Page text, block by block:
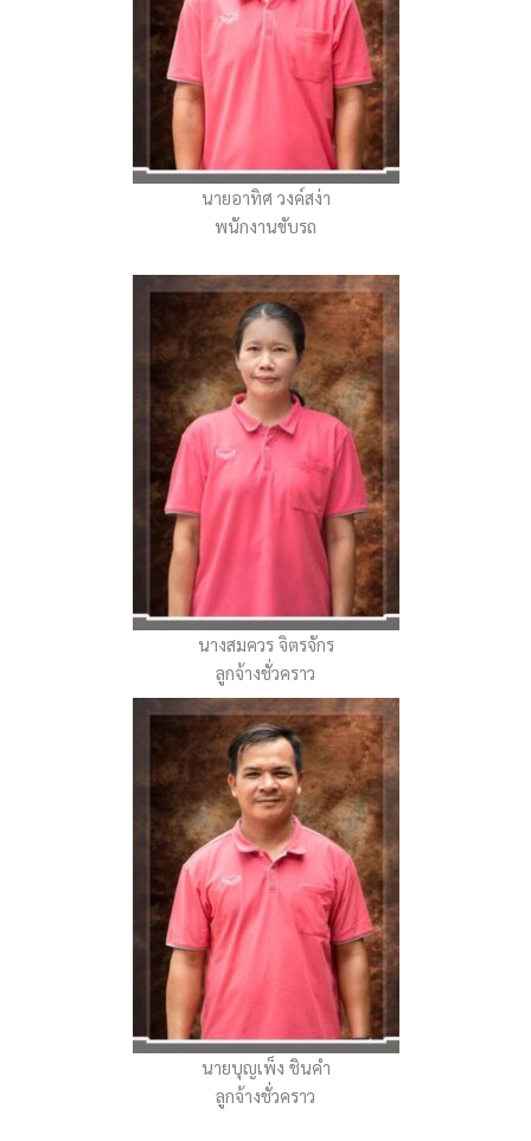
นายอาทิศ วงค์สง่า
พนักงานขับรถ
นางสมควร จิตรจักร
ลูกจ้างชั่วคราว
นายบุญเพ็ง ชินคำ
ลูกจ้างชั่วคราว